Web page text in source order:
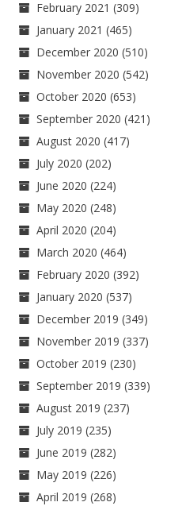
February 2021 (309)
January 2021 (465)
December 2020 (510)
November 2020 (542)
October 2020 (653)
September 2020 (421)
August 2020 (417)
July 2020 (202)
June 2020 (224)
May 2020 (248)
April 2020 (204)
March 2020 (464)
February 2020 (392)
January 2020 (537)
December 2019 (349)
November 2019 (337)
October 2019 (230)
September 2019 (339)
August 2019 (237)
July 2019 (235)
June 2019 (282)
May 2019 (226)
April 2019 (268)